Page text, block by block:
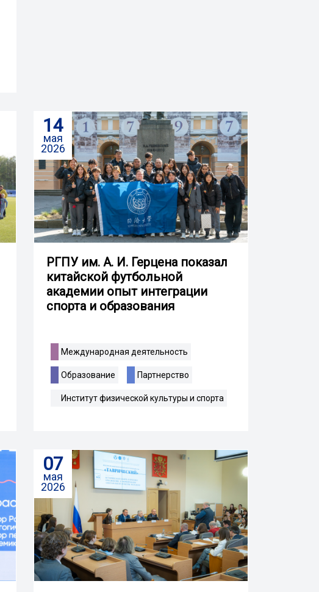
14
мая
2026
РГПУ им. А. И. Герцена показал
китайской футбольной
академии опыт интеграции
спорта и образования
Международная деятельность
Образование Партнерство
Институт физической культуры и спорта
07
мая
2026